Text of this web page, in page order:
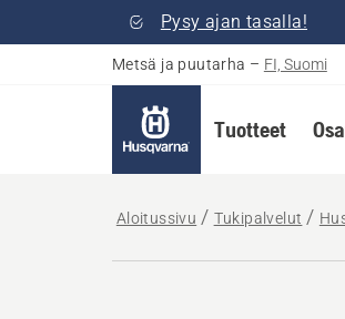
Pysy ajan tasalla!
Metsä ja puutarha – FI, Suomi
Tuotteet
Aloitussivu Tukipalvelut